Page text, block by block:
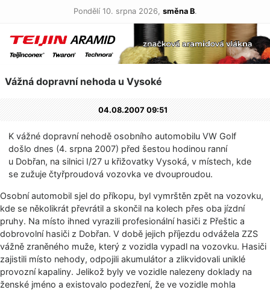
Pondělí 10. srpna 2026, směna B.
Vážná dopravní nehoda u Vysoké
04.08.2007 09:51
K vážné dopravní nehodě osobního automobilu VW Golf
došlo dnes (4. srpna 2007) před šestou hodinou ranní
u Dobřan, na silnici I/27 u křižovatky Vysoká, v místech, kde
se zužuje čtyřproudová vozovka ve dvouproudou.
Osobní automobil sjel do příkopu, byl vymrštěn zpět na vozovku,
kde se několikrát převrátil a skončil na kolech přes oba jízdní
pruhy. Na místo ihned vyrazili profesionální hasiči z Přeštic a
dobrovolní hasiči z Dobřan. V době jejich příjezdu odvážela ZZS
vážně zraněného muže, který z vozidla vypadl na vozovku. Hasiči
zajistili místo nehody, odpojili akumulátor a zlikvidovali uniklé
provozní kapaliny. Jelikož byly ve vozidle nalezeny doklady na
ženské jméno a existovalo podezření, že ve vozidle mohla